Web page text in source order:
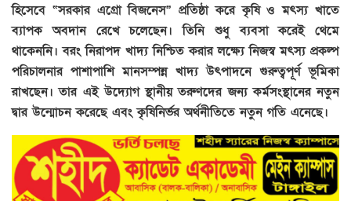
হিসেবে “সরকার এগ্রো বিজনেস” প্রতিষ্ঠা করে কৃষি ও মৎস্য খাতে
ব্যাপক অবদান রেখে চলেছেন। তিনি শুধু ব্যবসা করেই থেমে
থাকেননি। বরং নিরাপদ খাদ্য নিশ্চিত করার লক্ষ্যে নিজস্ব মৎস্য প্রকল্প
পরিচালনার পাশাপাশি মানসম্পন্ন খাদ্য উৎপাদনে গুরুত্বপূর্ণ ভূমিকা
রাখছেন। তার এই উদ্যোগ স্থানীয় তরুণদের জন্য কর্মসংস্থানের নতুন
দ্বার উন্মোচন করেছে এবং কৃষিনির্ভর অর্থনীতিতে নতুন গতি এনেছে।